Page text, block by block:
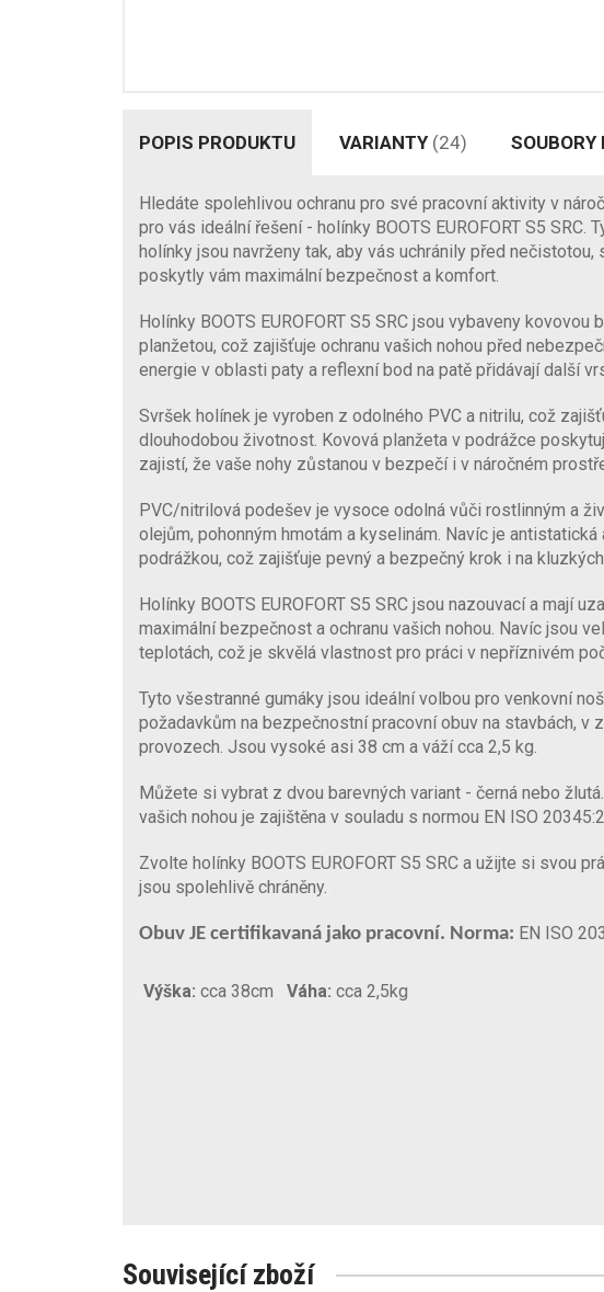
POPIS PRODUKTU VARIANTY (24) SOUBORY
Hledáte spolehlivou ochranu pro své pracovní aktivity v
pro vás ideální řešení - holínky BOOTS EUROFORT S5 SRC.
holínky jsou navrženy tak, aby vás uchránily před nečistotou,
poskytly vám maximální bezpečnost a komfort.
Holínky BOOTS EUROFORT S5 SRC jsou vybaveny
planžetou, což zajišťuje ochranu vašich nohou před
energie v oblasti paty a reflexní bod na patě přidávají další
Svršek holínek je vyroben z odolného PVC a nitrilu, což
dlouhodobou životnost. Kovová planžeta v podrážce
zajistí, že vaše nohy zůstanou v bezpečí i v náročném
PVC/nitrilová podešev je vysoce odolná vůči rostlinným a
olejům, pohonným hmotám a kyselinám. Navíc je
podrážkou, což zajišťuje pevný a bezpečný krok i na
Holínky BOOTS EUROFORT S5 SRC jsou nazouvací a mají
maximální bezpečnost a ochranu vašich nohou. Navíc jsou
teplotách, což je skvělá vlastnost pro práci v nepříznivém
Tyto všestranné gumáky jsou ideální volbou pro venkovní
požadavkům na bezpečnostní pracovní obuv na stavbách, v
provozech. Jsou vysoké asi 38 cm a váží cca 2,5 kg.
Můžete si vybrat z dvou barevných variant - černá nebo
vašich nohou je zajištěna v souladu s normou EN ISO
Zvolte holínky BOOTS EUROFORT S5 SRC a užijte si svou
jsou spolehlivě chráněny.
Obuv JE certifikavaná jako pracovní. Norma: EN ISO
Výška: cca 38cm Váha: cca 2,5kg
Související zboží